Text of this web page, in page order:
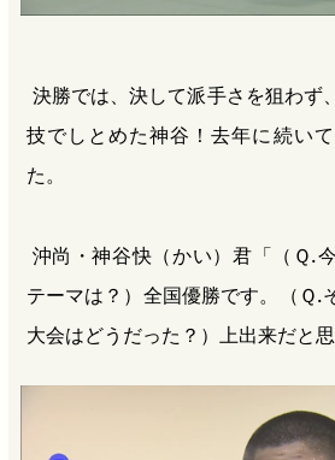
決勝では、決して派手さを狙わず
技でしとめた神谷！去年に続い
た。
沖尚・神谷快（かい）君「（Ｑ.
テーマは？）全国優勝です。（Ｑ.
大会はどうだった？）上出来だと思